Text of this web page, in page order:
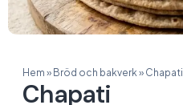
Hem » Bröd och bakverk» Chapati
Chapati